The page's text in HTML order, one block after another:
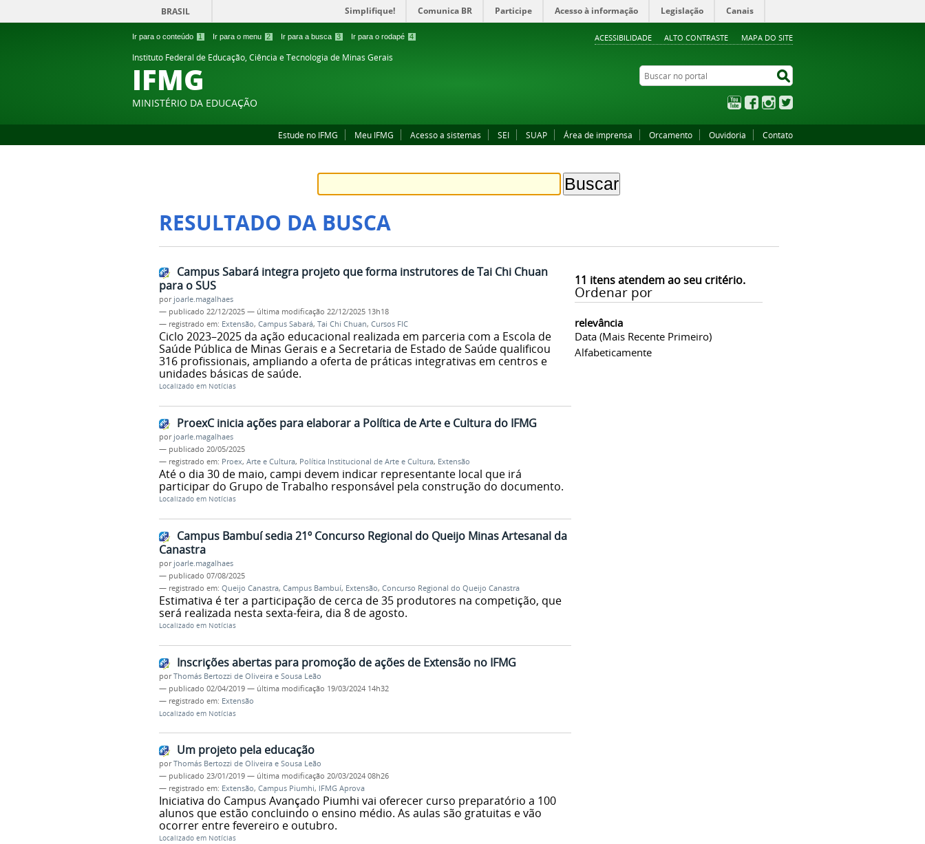
Ir para o conteúdo 1 Ir para o menu 2 Ir para a busca 3 Ir para o rodapé 4 ACESSIBILIDADE ALTO CONTRASTE MAPA DO SITE
BRASIL Simplifique! Comunica BR Participe Acesso à informação Legislação Canais
Instituto Federal de Educação, Ciência e Tecnologia de Minas Gerais
IFMG
MINISTÉRIO DA EDUCAÇÃO
Buscar no portal
YouTubeFacebookInstagram
Estude no IFMG Meu IFMG Acesso a sistemas SEI SUAP Área de imprensa Orcamento Ouvidoria Contato
RESULTADO DA BUSCA
11 itens atendem ao seu critério.
Ordenar por
relevância
Data (mais Recente Primeiro)
Alfabeticamente
Campus Sabará integra projeto que forma instrutores de Tai Chi Chuan
para o SUS
por joarle.magalhaes
— publicado 22/12/2025 — última modificação 22/12/2025 13h18
— registrado em: Extensão, Campus Sabará, Tai Chi Chuan, Cursos FIC
Ciclo 2023–2025 da ação educacional realizada em parceria com a Escola de
Saúde Pública de Minas Gerais e a Secretaria de Estado de Saúde qualificou
316 profissionais, ampliando a oferta de práticas integrativas em centros e
unidades básicas de saúde.
Localizado em Notícias
ProexC inicia ações para elaborar a Política de Arte e Cultura do IFMG
por joarle.magalhaes
— publicado 20/05/2025
— registrado em: Proex, Arte e Cultura, Política Institucional de Arte e Cultura, Extensão
Até o dia 30 de maio, campi devem indicar representante local que irá
participar do Grupo de Trabalho responsável pela construção do documento.
Localizado em Notícias
Campus Bambuí sedia 21º Concurso Regional do Queijo Minas Artesanal da
Canastra
por joarle.magalhaes
— publicado 07/08/2025
— registrado em: Queijo Canastra, Campus Bambuí, Extensão, Concurso Regional do Queijo Canastra
Estimativa é ter a participação de cerca de 35 produtores na competição, que
será realizada nesta sexta-feira, dia 8 de agosto.
Localizado em Notícias
Inscrições abertas para promoção de ações de Extensão no IFMG
porThomás Bertozzi de Oliveira e Sousa Leão
— publicado 02/04/2019 — última modificação 19/03/2024 14h32
— registrado em: Extensão
Localizado em Notícias
Um projeto pela educação
porThomás Bertozzi de Oliveira e Sousa Leão
— publicado 23/01/2019 — última modificação 20/03/2024 08h26
— registrado em: Extensão, Campus Piumhi, IFMG Aprova
Iniciativa do Campus Avançado Piumhi vai oferecer curso preparatório a 100
alunos que estão concluindo o ensino médio. As aulas são gratuitas e vão
ocorrer entre fevereiro e outubro.
Localizado em Notícias